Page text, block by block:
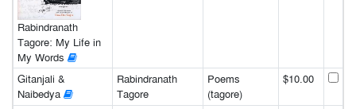
Rabindranath
Tagore: My Life in
My Words
Gitanjali &
Naibedya
Rabindranath
Tagore
Poems
(tagore)
$10.00